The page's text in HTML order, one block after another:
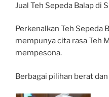
Jual Teh Sepeda Balap di
Perkenalkan Teh Sepeda
mempunya cita rasa Teh
mempesona.
Berbagai pilihan berat